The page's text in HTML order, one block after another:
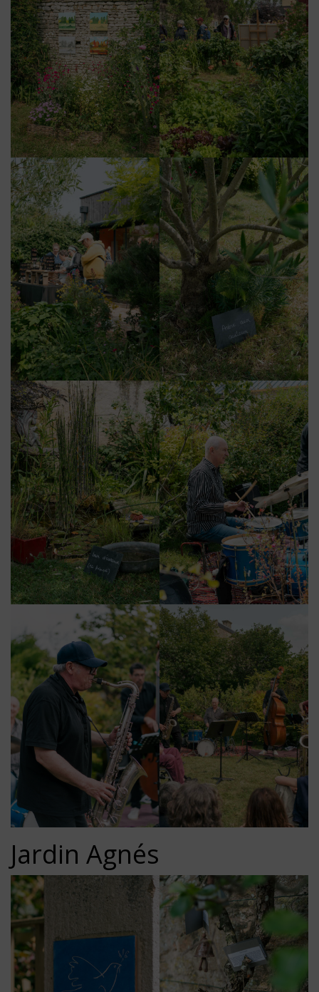
Jardin Agnés